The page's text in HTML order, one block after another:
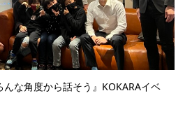
んな角度から話そう』KOKARAイベ